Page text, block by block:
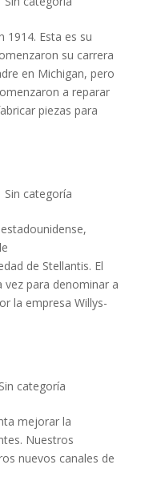
1914. Esta es su
su carrera
en Michigan, pero
a reparar
piezas para
Sin categoría
de Stellantis. El
para denominar a
la empresa Willys-
Sin categoría
mejorar la
Nuestros
nuevos canales de